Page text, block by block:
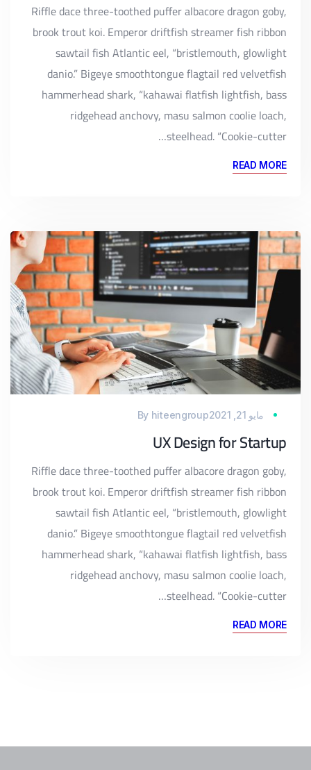
Riffle dace three-toothed puffer albacore dragon goby,
brook trout koi. Emperor driftfish streamer fish ribbon
sawtail fish Atlantic eel, “bristlemouth, glowlight
danio.” Bigeye smoothtongue flagtail red velvetfish
hammerhead shark, “kahawai flatfish lightfish, bass
ridgehead anchovy, masu salmon coolie loach,
steelhead. “Cookie-cutter…
READ MORE
مايو 21, 2021 By hiteengroup
UX Design for Startup
Riffle dace three-toothed puffer albacore dragon goby,
brook trout koi. Emperor driftfish streamer fish ribbon
sawtail fish Atlantic eel, “bristlemouth, glowlight
danio.” Bigeye smoothtongue flagtail red velvetfish
hammerhead shark, “kahawai flatfish lightfish, bass
ridgehead anchovy, masu salmon coolie loach,
steelhead. “Cookie-cutter…
READ MORE